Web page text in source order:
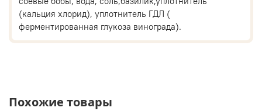
(кальция хлорид), уплотнитель ГДЛ (
ферментированная глукоза винограда).
Похожие товары